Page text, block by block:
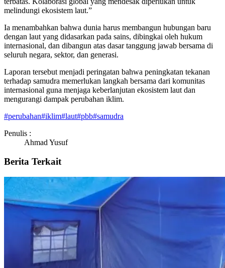
melindungi ekosistem laut.”
Ia menambahkan bahwa dunia harus membangun hubungan baru
dengan laut yang didasarkan pada sains, dibingkai oleh hukum
internasional, dan dibangun atas dasar tanggung jawab bersama di
seluruh negara, sektor, dan generasi.
Laporan tersebut menjadi peringatan bahwa peningkatan tekanan
terhadap samudra memerlukan langkah bersama dari komunitas
internasional guna menjaga keberlanjutan ekosistem laut dan
mengurangi dampak perubahan iklim.
#perubahan#iklim#laut#pbb#samudra
Penulis :
Ahmad Yusuf
Berita Terkait